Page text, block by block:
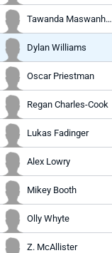
Tawanda Maswanhise
Dylan Williams
Oscar Priestman
Regan Charles-Cook
Lukas Fadinger
Alex Lowry
Mikey Booth
Olly Whyte
Z. McAllister